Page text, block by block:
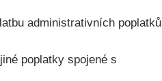
administrativních poplatků
poplatky spojené s